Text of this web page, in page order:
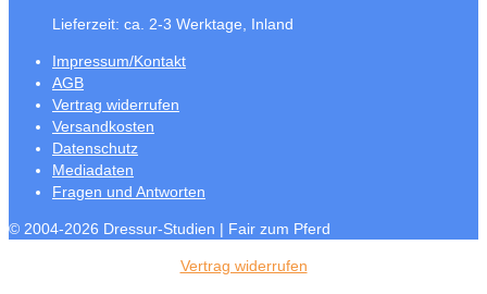
Lieferzeit: ca. 2-3 Werktage, Inland
Impressum/Kontakt
AGB
Vertrag widerrufen
Versandkosten
Datenschutz
Mediadaten
Fragen und Antworten
© 2004-2026 Dressur-Studien | Fair zum Pferd
Vertrag widerrufen